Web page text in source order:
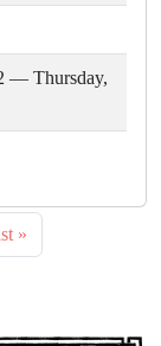
— Thursday,
»